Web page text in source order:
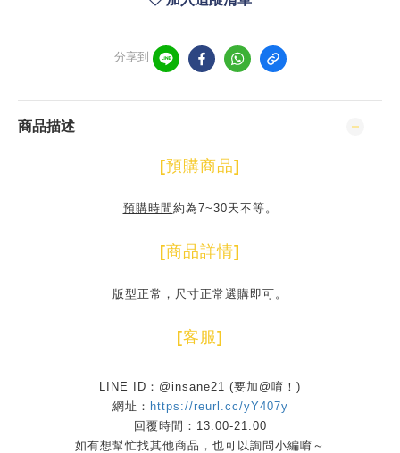
分享到
商品描述
[預購商品]
預購時間 約為7~30天不等。
[商品詳情]
版型正常，尺寸正常選購即可。
[客服]
LINE ID：@insane21 (要加@唷！)
網址： https://reurl.cc/yY407y
回覆時間：13:00-21:00
如有想幫忙找其他商品，也可以詢問小編唷～